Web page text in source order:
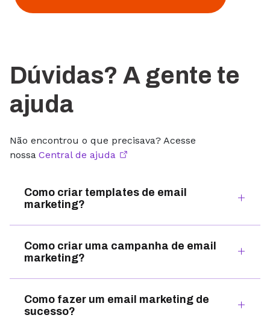
Dúvidas? A gente te
ajuda
Não encontrou o que precisava? Acesse
nossa Central de ajuda
Como criar templates de email
marketing?
Como criar uma campanha de email
marketing?
Como fazer um email marketing de
sucesso?